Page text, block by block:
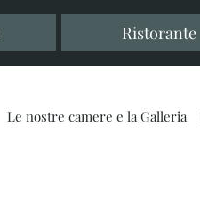
Le nostre camere e la Galleria
Ristorante